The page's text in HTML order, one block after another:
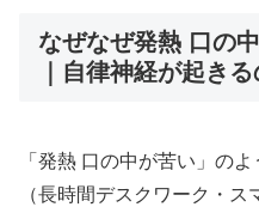
なぜなぜ発熱 口の
｜自律神経が起きる
「発熱 口の中が苦い」の
（長時間デスクワーク・